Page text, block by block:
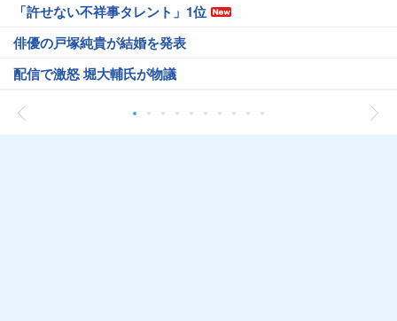
「許せない不祥事タレント」1位
俳優の戸塚純貴が結婚を発表
配信で激怒 堀大輔氏が物議